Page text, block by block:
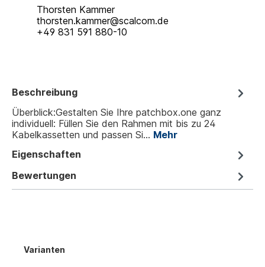
Thorsten Kammer
thorsten.kammer@scalcom.de
+49 831 591 880-10
Beschreibung
Überblick:Gestalten Sie Ihre patchbox.one ganz
individuell: Füllen Sie den Rahmen mit bis zu 24
Kabelkassetten und passen Si… Mehr
Eigenschaften
Bewertungen
Varianten